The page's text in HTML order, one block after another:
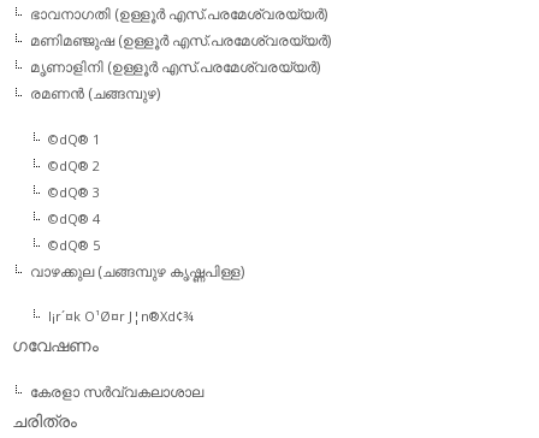
ഭാവനാഗതി (ഉള്ളൂര്‍ എസ്.പരമേശ്വരയ്യര്‍)
മണിമഞ്ജുഷ (ഉള്ളൂര്‍ എസ്.പരമേശ്വരയ്യര്‍)
മൃണാളിനി (ഉള്ളൂര്‍ എസ്.പരമേശ്വരയ്യര്‍)
രമണന്‍ (ചങ്ങമ്പുഴ)
©dQ® 1
©dQ® 2
©dQ® 3
©dQ® 4
©dQ® 5
വാഴക്കുല (ചങ്ങമ്പുഴ കൃഷ്ണപിള്ള)
l¡r´¤k O¹Ø¤r J¦n®Xd¢¾
ഗവേഷണം
കേരളാ സര്‍വ്വകലാശാല
ചരിത്രം